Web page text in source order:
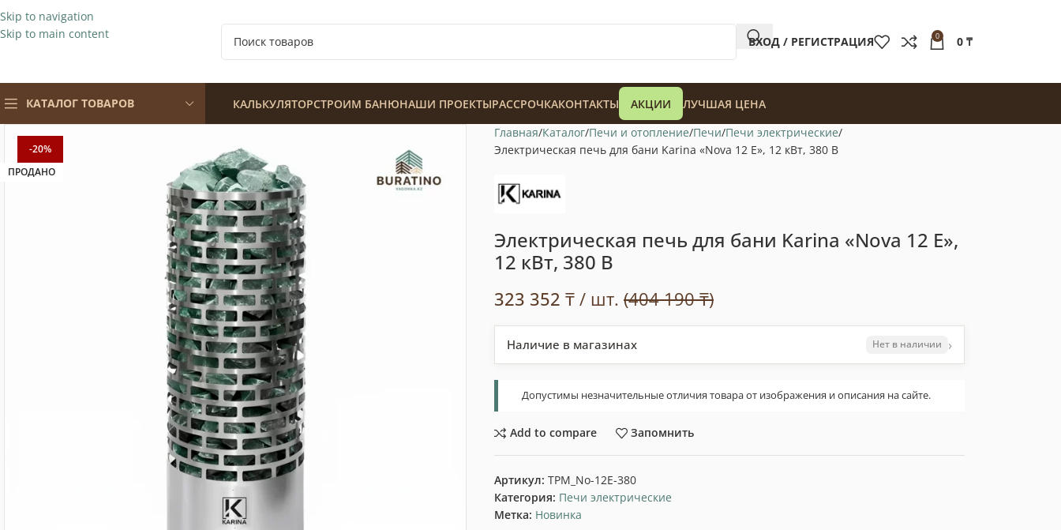
Skip to navigation
Skip to main content
ВХОД / РЕГИСТРАЦИЯ 0 0 ₸
КАТАЛОГ ТОВАРОВ
128 900₸
КАЛЬКУЛЯТОРСТРОИМ БАНЮНАШИ ПРОЕКТЫРАССРОЧКАКОНТАКТЫ АКЦИИ ЛУЧШАЯ ЦЕНА
-20%
ПРОДАНО
Главная Каталог Печи и отопление Печи Печи электрические
Электрическая печь для бани Karina «Nova 12 E», 12 кВт, 380 В
Электрическая печь для бани Karina «Nova 12 E»,
12 кВт, 380 В
323 352 ₸/ шт. (404 190 ₸)
Наличие в магазинах Нет в наличии ›
Допустимы незначительные отличия товара от изображения и описания на сайте.
Add to compare Запомнить
Артикул: TPM_No-12E-380
Категория: Печи электрические
Метка: Новинка